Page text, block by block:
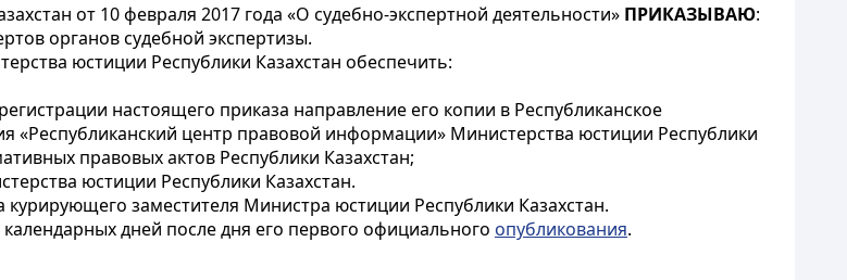
от 10 февраля 2017 года «О судебно-экспертной деятельности» ПРИКАЗЫВАЮ:
органов судебной экспертизы.
юстиции Республики Казахстан обеспечить:
настоящего приказа направление его копии в Республиканское
«Республиканский центр правовой информации» Министерства юстиции Республики
правовых актов Республики Казахстан;
юстиции Республики Казахстан.
заместителя Министра юстиции Республики Казахстан.
дней после дня его первого официального опубликования.